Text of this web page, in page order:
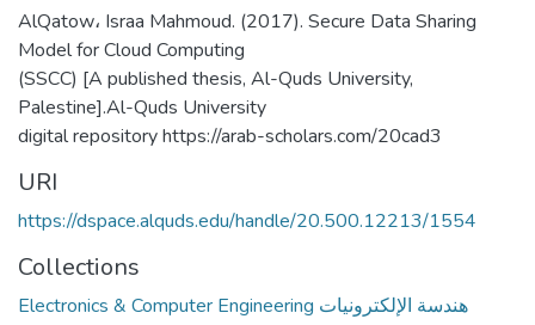
AlQatow، Israa Mahmoud. (2017). Secure Data Sharing
Model for Cloud Computing
(SSCC) [A published thesis, Al-Quds University,
Palestine].Al-Quds University
digital repository https://arab-scholars.com/20cad3
URI
https://dspace.alquds.edu/handle/20.500.12213/1554
Collections
Electronics & Computer Engineering هندسة الإلكترونيات